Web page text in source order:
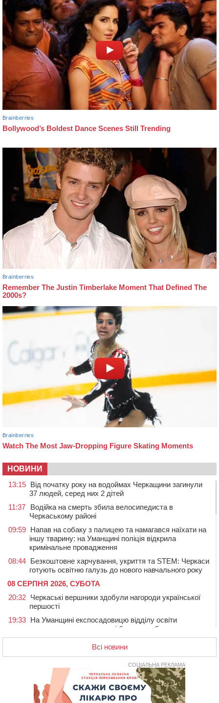
НОВИНИ
13:15 Від початку року на водоймах Черкащини загинули
37 людей, серед них 2 дітей
11:37
Водійка на смерть збила велосипедиста в
Черкаському районі
09:59 Напав на собаку з палицею та намагався наїхати на
іншу тварину: на Уманщині поліція відкрила
кримінальне провадження
08:44 Безкоштовне харчування, укриття та STEM: Черкаси
готують освітню галузь до нового навчального року
08 СЕРПНЯ 2026, СУБОТА
20:32 Черкаські вершники здобули нагороди української
першості
19:33 На Уманщині експосадовицю відділу освіти
судитимуть через завдані бюджету збитки
У Єрках прощатимуться з полеглим на Курщині
Апеляційний суд підтвердив стягнення майже 250
тис. грн шкоди за незаконний вилов риби
У Черкасах за ніч виявили 15 порушників
Всі новини
СОЦІАЛЬНА РЕКЛАМА